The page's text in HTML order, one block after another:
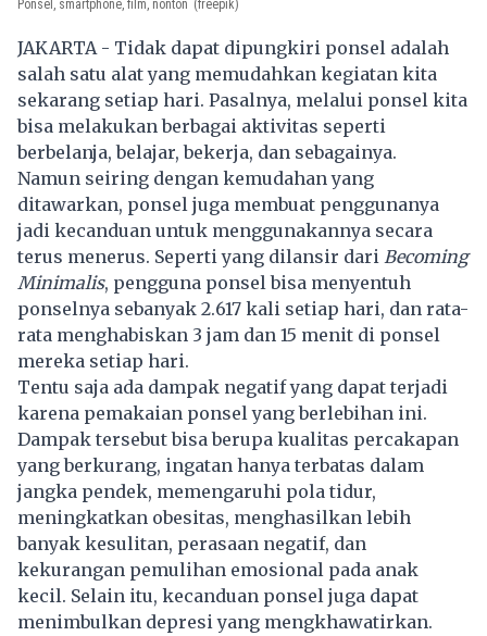
Ponsel, smartphone, film, nonton (freepik)
JAKARTA - Tidak dapat dipungkiri ponsel adalah
salah satu alat yang memudahkan kegiatan kita
sekarang setiap hari. Pasalnya, melalui ponsel kita
bisa melakukan berbagai aktivitas seperti
berbelanja, belajar, bekerja, dan sebagainya.
Namun seiring dengan kemudahan yang
ditawarkan, ponsel juga membuat penggunanya
jadi kecanduan untuk menggunakannya secara
terus menerus. Seperti yang dilansir dari Becoming
Minimalis, pengguna ponsel bisa menyentuh
ponselnya sebanyak 2.617 kali setiap hari, dan rata-
rata menghabiskan 3 jam dan 15 menit di ponsel
mereka setiap hari.
Tentu saja ada dampak negatif yang dapat terjadi
karena pemakaian ponsel yang berlebihan ini.
Dampak tersebut bisa berupa kualitas percakapan
yang berkurang, ingatan hanya terbatas dalam
jangka pendek, memengaruhi pola tidur,
meningkatkan obesitas, menghasilkan lebih
banyak kesulitan, perasaan negatif, dan
kekurangan pemulihan emosional pada anak
kecil. Selain itu, kecanduan ponsel juga dapat
menimbulkan depresi yang mengkhawatirkan.